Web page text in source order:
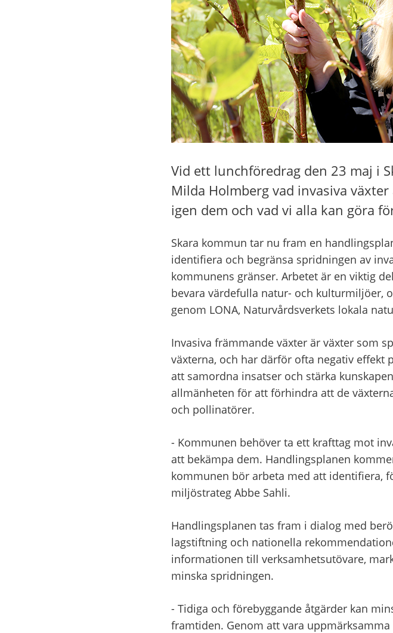
Vid ett lunchföredrag den 23 maj i
Milda Holmberg vad invasiva
igen dem och vad vi alla kan göra
Skara kommun tar nu fram en
identifiera och begränsa spridningen av
kommunens gränser. Arbetet är en viktig
bevara värdefulla natur- och kulturmiljöer,
genom LONA, Naturvårdsverkets lokala
Invasiva främmande växter är växter som
växterna, och har därför ofta negativ effekt
att samordna insatser och stärka
allmänheten för att förhindra att de
och pollinatörer.
- Kommunen behöver ta ett krafttag mot
att bekämpa dem. Handlingsplanen
kommunen bör arbeta med att identifiera,
miljöstrateg Abbe Sahli.
Handlingsplanen tas fram i dialog med
lagstiftning och nationella
informationen till verksamhetsutövare,
minska spridningen.
- Tidiga och förebyggande åtgärder kan
framtiden. Genom att vara